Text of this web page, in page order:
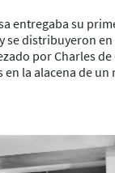
entregaba su
distribuyeron
por Charles de
la alacena de